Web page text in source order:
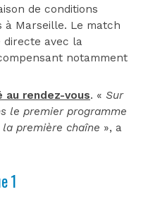
de conditions
à Marseille. Le match
directe avec la
notamment
au rendez-vous. « Sur
le premier programme
première chaîne », a
1